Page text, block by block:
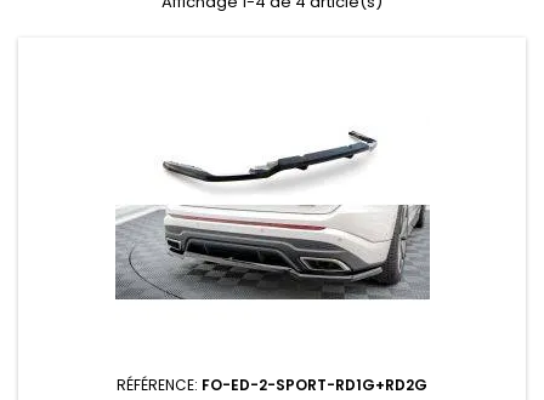
RÉFÉRENCE: FO-ED-2-SPORT-RD1G+RD2G